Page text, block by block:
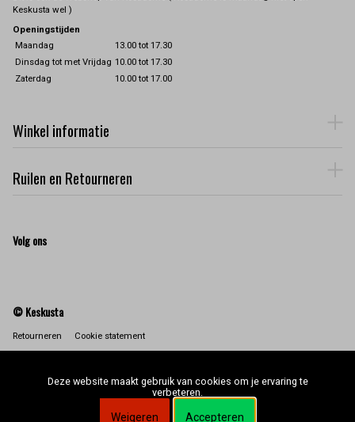
Keskusta wel )
Openingstijden
Maandag
13.00 tot 17.30
Dinsdag tot met Vrijdag 10.00 tot 17.30
Zaterdag
10.00 tot 17.00
Winkel informatie
Ruilen en Retourneren
Volg ons
© Keskusta
Retourneren Cookie statement
Deze website maakt gebruik van cookies om je ervaring te
verbeteren.
Weigeren Accepteren